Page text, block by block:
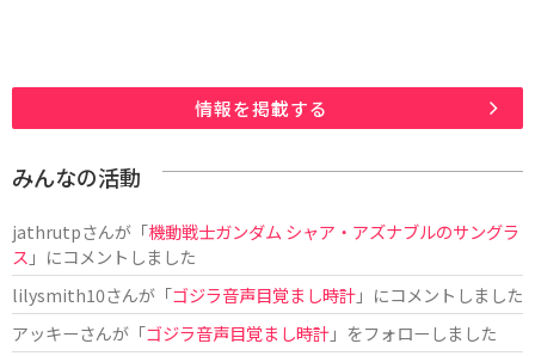
情報を掲載する
みんなの活動
jathrutpさんが「機動戦士ガンダム シャア・アズナブルのサングラ
ス 」にコメントしました
lilysmith10さんが「ゴジラ音声目覚まし時計」にコメントしました
アッキーさんが「ゴジラ音声目覚まし時計」をフォローしました